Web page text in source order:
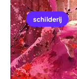
schilderij